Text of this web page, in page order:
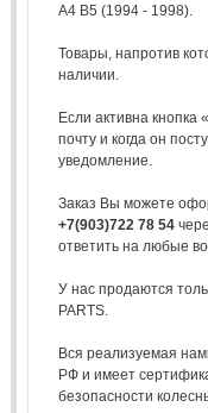
A4 B5 (1994 - 1998).
Товары, напротив
наличии.
Если активна кнопка
почту и когда он
уведомление.
Заказ Вы можете
+7(903)722 78 54
ответить на любые
У нас продаются
PARTS.
Вся реализуемая
РФ и имеет
безопасности